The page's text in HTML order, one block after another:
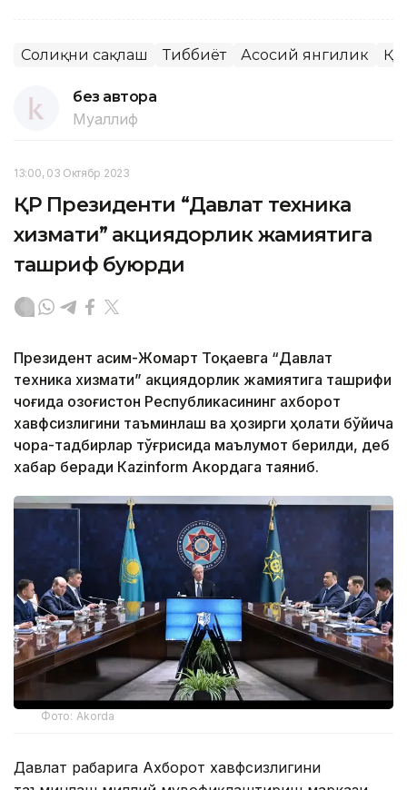
Соғлиқни сақлаш Тиббиёт Асосий янгилик ҚР
без автора
Муаллиф
13:00, 03 Октябр 2023
ҚР Президенти “Давлат техника
хизмати” акциядорлик жамиятига
ташриф буюрди
Президент Қасим-Жомарт Тоқаевга “Давлат
техника хизмати” акциядорлик жамиятига ташрифи
чоғида Қозоғистон Республикасининг ахборот
хавфсизлигини таъминлаш ва ҳозирги ҳолати бўйича
чора-тадбирлар тўғрисида маълумот берилди, деб
хабар беради Каzinform Акордага таяниб.
Фото: Akorda
Давлат раҳбарига Ахборот хавфсизлигини